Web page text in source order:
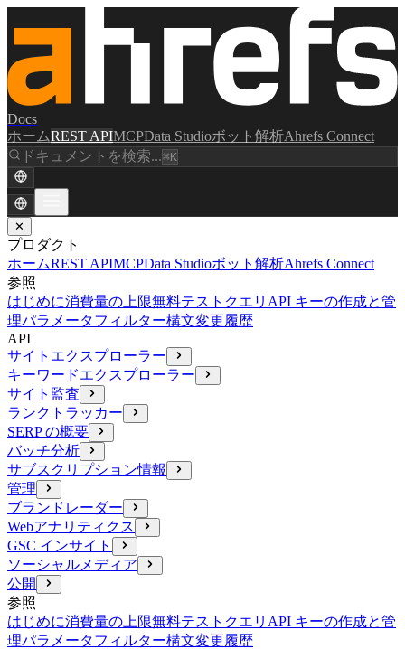
Docs
ホームREST APIMCPData Studioボット解析Ahrefs Connect
ドキュメントを検索...⌘K
✕
プロダクト
ホームREST APIMCPData Studioボット解析Ahrefs Connect
参照
はじめに消費量の上限無料テストクエリ API キーの作成と管
理パラメータフィルター構文変更履歴
API
サイトエクスプローラー
キーワードエクスプローラー
サイト監査
ランクトラッカー
SERP の概要
バッチ分析
サブスクリプション情報
管理
ブランドレーダー
Webアナリティクス
GSC インサイト
ソーシャルメディア
公開
参照
はじめに消費量の上限無料テストクエリ API キーの作成と管
理パラメータフィルター構文変更履歴